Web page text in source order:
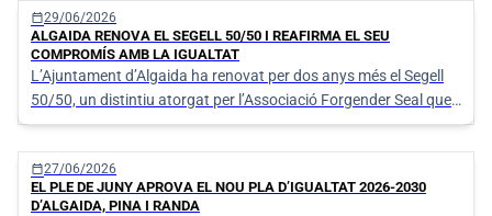
calendar_today29/06/2026
ALGAIDA RENOVA EL SEGELL 50/50 I REAFIRMA EL SEU
COMPROMÍS AMB LA IGUALTAT
L’Ajuntament d’Algaida ha renovat per dos anys més el Segell
50/50, un distintiu atorgat per l’Associació Forgender Seal que
reconeix les institucions que treballen activament per assolir la
paritat entre dones i homes en l’àmbit polític, social i
organitzatiu
calendar_today27/06/2026
EL PLE DE JUNY APROVA EL NOU PLA D’IGUALTAT 2026-2030
D’ALGAIDA, PINA I RANDA